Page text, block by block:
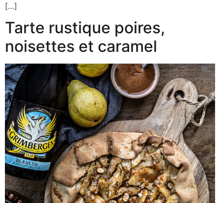
[…]
Tarte rustique poires,
noisettes et caramel